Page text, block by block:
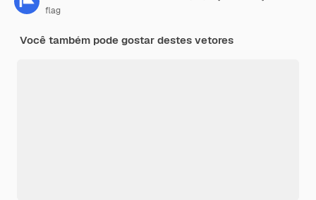
flag
Você também pode gostar destes vetores